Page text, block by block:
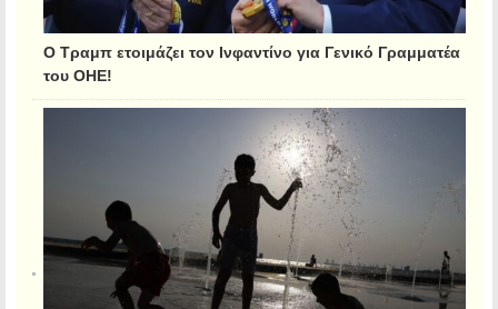
Ο Τραμπ ετοιμάζει τον Ινφαντίνο για Γενικό Γραμματέα
του ΟΗΕ!